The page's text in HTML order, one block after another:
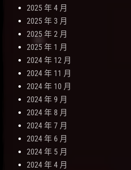
2025 年 4 月
2025 年 3 月
2025 年 2 月
2025 年 1 月
2024 年 12 月
2024 年 11 月
2024 年 10 月
2024 年 9 月
2024 年 8 月
2024 年 7 月
2024 年 6 月
2024 年 5 月
2024 年 4 月